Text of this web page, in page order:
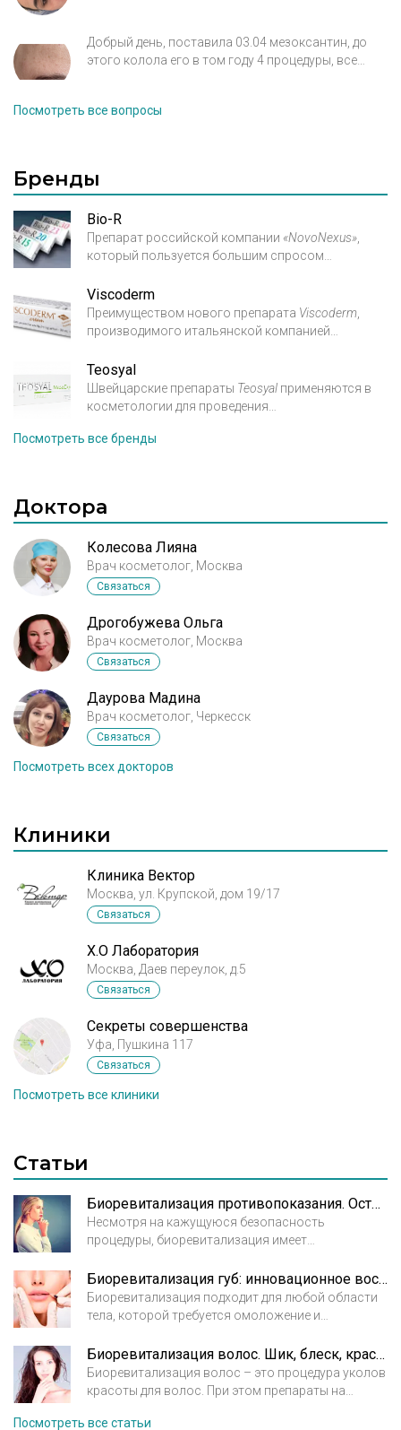
Добрый день, поставила 03.04 мезоксантин, до
этого колола его в том году 4 процедуры, все
раздражение и оттек, не болит, не пульсирует. Но
Посмотреть все вопросы
Бренды
Bio-R
Препарат российской компании «Novo­Nexus»
который пользуется большим спросом
высокому качеству и относительно низкой цене
посравнению со своими зарубежными
аналогами.
Viscoderm
Преимуществом нового препарата Viscoderm
производимого итальянской компанией
минимальный риск побочных эффектов, в том
числеи аллергических реакций.
Teosyal
Швейцарские препараты Teosyal применяются в
косметологии для проведения
биоревитализации. Исключительная чистота
причиной
Посмотреть все бренды
Доктора
Колесова Лияна
Врач косметолог, Москва
Связаться
Дрогобужева Ольга
Врач косметолог, Москва
Связаться
Даурова Мадина
Врач косметолог, Черкесск
Связаться
Посмотреть всех докторов
Клиники
Клиника Вектор
Москва, ул. Крупской, дом 19/17
Связаться
X.O Лаборатория
Москва, Даев переулок, д.5
Связаться
Секреты совершенства
Уфа, Пушкина 117
Связаться
Посмотреть все клиники
Статьи
Биоревитализация противопоказания. Осторожность не повредит
Несмотря на кажущуюся безопасность
процедуры, биоревитализация имеет
отнестись с должной серьезностью.
Противопоказания к биоревитализации принято
делить на локальные, то есть существующие в
процедуры не рекомендуется или запрещено.
Биоревитализация губ: инновационное восстановление
Биоревитализация подходит для любой области
тела, которой требуется омоложение и
проводится на лице, как наиболее подверженном
старению. Самой уязвимой для старения зоной
лица являются губы. Их поверхность покрыта
увядает, теряет упругость и влагу.
Биоревитализация волос. Шик, блеск, красота!
Биоревитализация волос – это процедура уколов
красоты для волос. При этом препараты на
волосистую часть головы для восстановления
Посмотреть все статьи